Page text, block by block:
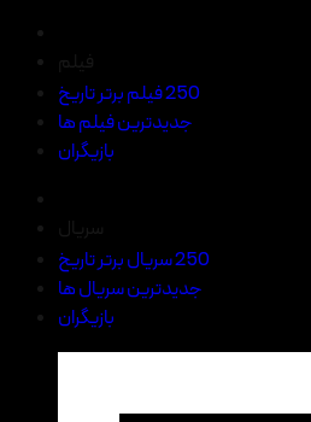
250 فیلم برتر تاریخ
جدیدترین فیلم ها
بازیگران
250 سریال برتر تاریخ
جدیدترین سریال ها
بازیگران